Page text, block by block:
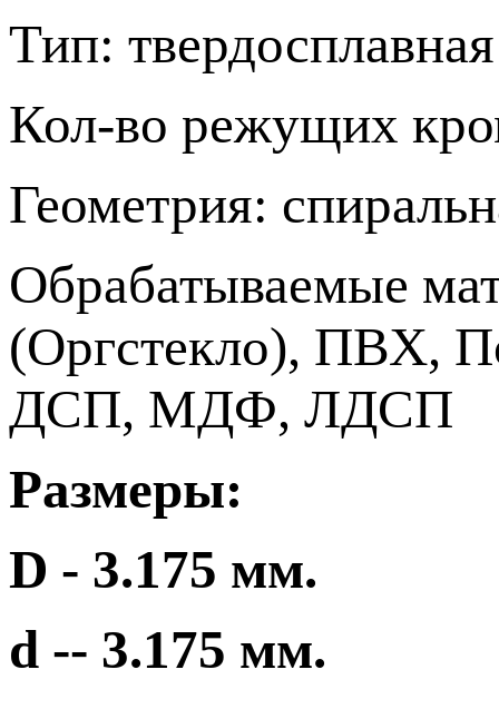
Тип:
Кол-во режущих
Геометрия:
Обрабатываемые
(Оргстекло), ПВХ,
ДСП, МДФ, ЛДСП
Размеры:
D - 3.175 мм.
d -- 3.175 мм.